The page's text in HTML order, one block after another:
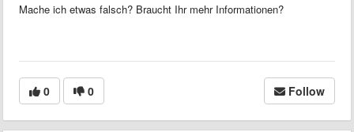
Mache ich etwas falsch? Braucht Ihr mehr Informationen?
0 0 Follow